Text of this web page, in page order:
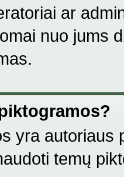
ar
nuo jums
yra autoriaus
temų